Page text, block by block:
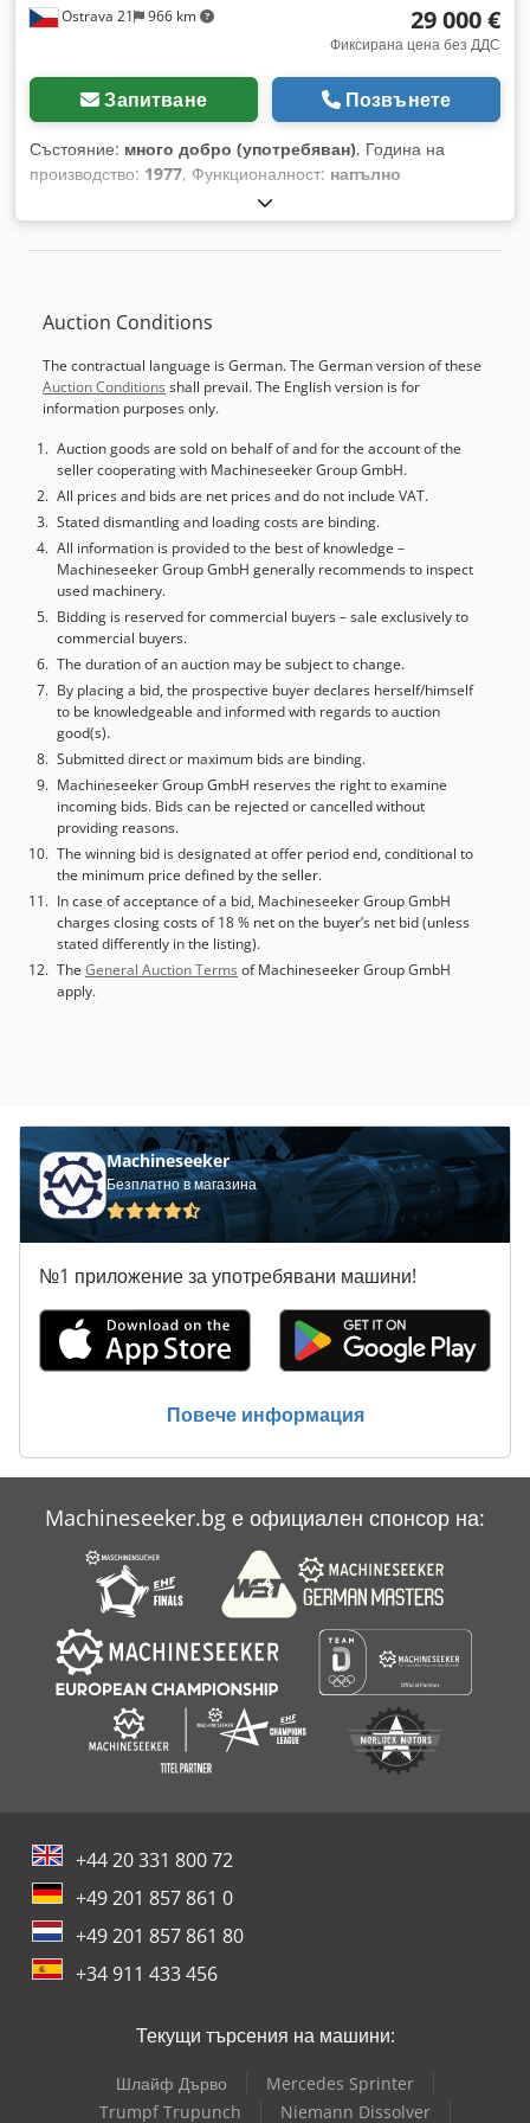
Ostrava 21 966 km 29 000 €
Фиксирана цена без ДДС
Запитване Позвънете
Състояние: много добро (употребяван), Година на
производство: 1977, Функционалност: напълно
, Продаваме този струг, вече демонтиран и
съхраняван на склад. Напълно функционален, възможно е
да изпратим видео на машината чрез WhatsApp. Диаметър
диаметър на струговане: 20 mm Обороти на шпиндела: 1,8
детайла: 10 т Dsdpfxsy I Ifwj Afkjck
Auction Conditions
The contractual language is German. The German version of these
Auction Conditions shall prevail. The English version is for
information purposes only.
Auction goods are sold on behalf of and for the account of the
seller cooperating with Machineseeker Group GmbH.
All prices and bids are net prices and do not include VAT.
Stated dismantling and loading costs are binding.
All information is provided to the best of knowledge –
Machineseeker Group GmbH generally recommends to inspect
used machinery.
Bidding is reserved for commercial buyers – sale exclusively to
commercial buyers.
The duration of an auction may be subject to change.
By placing a bid, the prospective buyer declares herself/himself
to be knowledgeable and informed with regards to auction
good(s).
Submitted direct or maximum bids are binding.
Machineseeker Group GmbH reserves the right to examine
incoming bids. Bids can be rejected or cancelled without
providing reasons.
The winning bid is designated at offer period end, conditional to
the minimum price defined by the seller.
In case of acceptance of a bid, Machineseeker Group GmbH
charges closing costs of 18 % net on the buyer’s net bid (unless
stated differently in the listing).
The General Auction Terms of Machineseeker Group GmbH
apply.
Machineseeker
Безплатно в магазина
№1 приложение за употребявани машини!
Повече информация
Machineseeker.bg е официален спонсор на:
+44 20 331 800 72
+49 201 857 861 0
+49 201 857 861 80
+34 911 433 456
Текущи търсения на машини:
Шлайф Дърво
Mercedes Sprinter
Trumpf Trupunch
Niemann Dissolver